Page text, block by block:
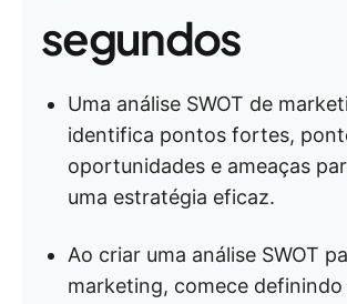
segundos
Uma análise SWOT de
identifica pontos fortes,
oportunidades e ameaças
uma estratégia eficaz.
Ao criar uma análise SWOT
marketing, comece